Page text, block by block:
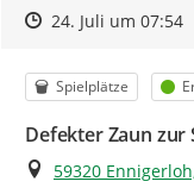
Zeitpunkt des
Zeitpunkt des
24. Juli um 07:54
Kategorie
Spielplätze
Defekter Zaun zur
Ort
59320